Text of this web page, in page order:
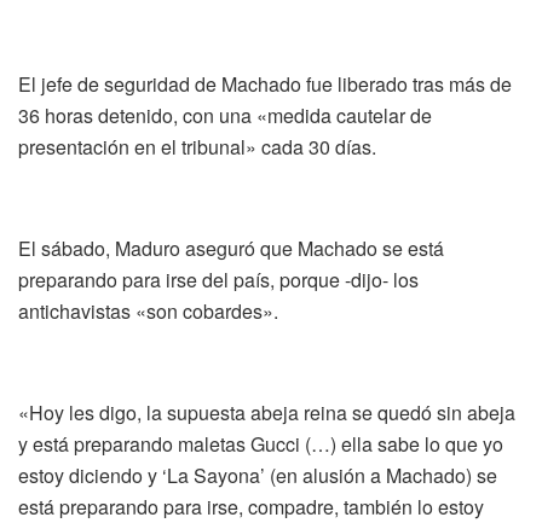
El jefe de seguridad de Machado fue liberado tras más de
36 horas detenido, con una «medida cautelar de
presentación en el tribunal» cada 30 días.
El sábado, Maduro aseguró que Machado se está
preparando para irse del país, porque -dijo- los
antichavistas «son cobardes».
«Hoy les digo, la supuesta abeja reina se quedó sin abeja
y está preparando maletas Gucci (…) ella sabe lo que yo
estoy diciendo y ‘La Sayona’ (en alusión a Machado) se
está preparando para irse, compadre, también lo estoy